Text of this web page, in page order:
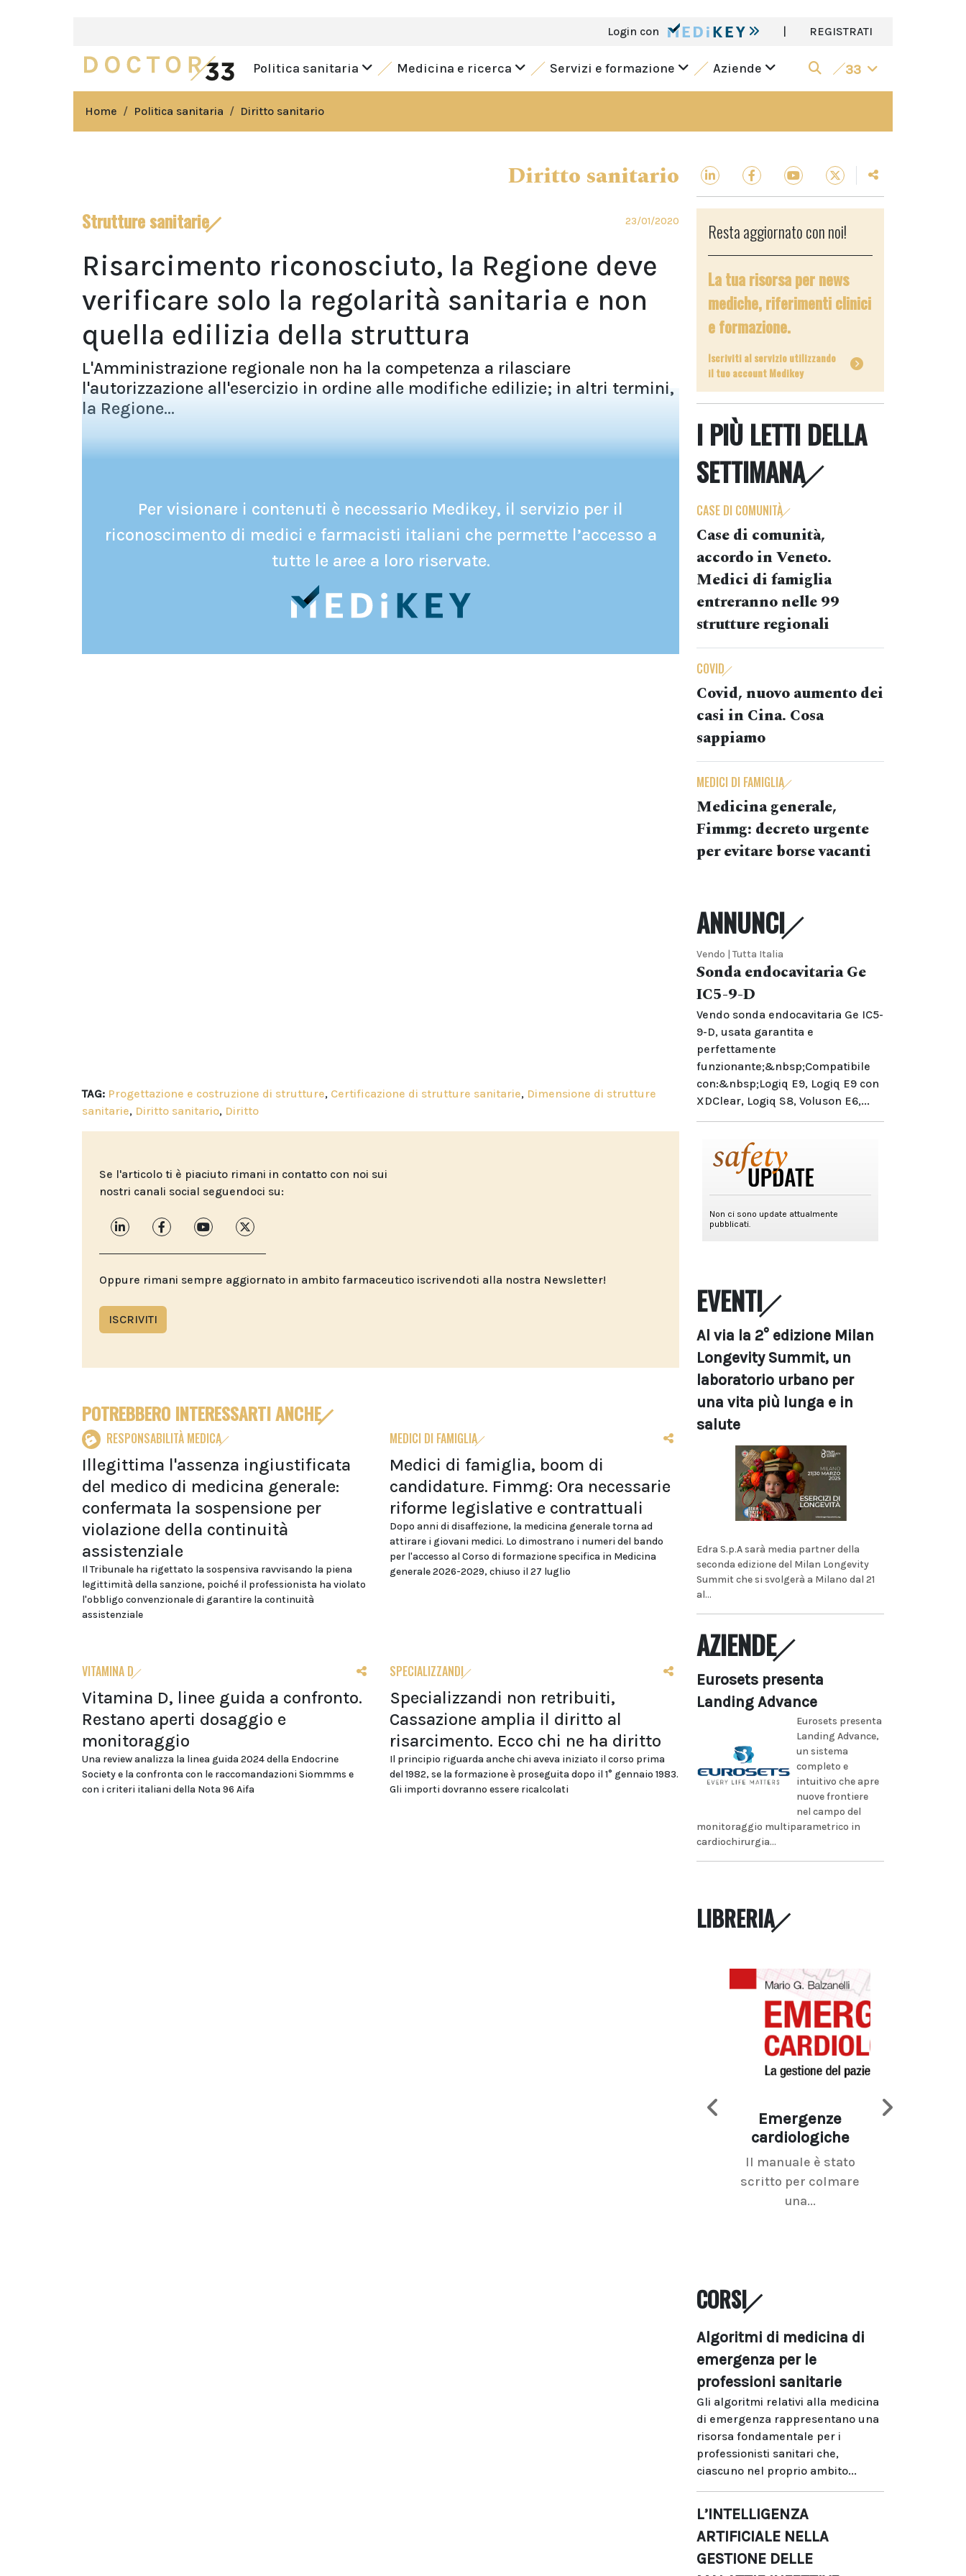
Login con | REGISTRATI
Politica sanitaria Medicina e ricerca Servizi e formazione Aziende 33
Home Politica sanitaria Diritto sanitario
Diritto sanitario
Strutture sanitarie 23/01/2020
Risarcimento riconosciuto, la Regione deve
verificare solo la regolarità sanitaria e non
quella edilizia della struttura
L'Amministrazione regionale non ha la competenza a rilasciare
l'autorizzazione all'esercizio in ordine alle modifiche edilizie; in altri termini,
la Regione...
Per visionare i contenuti è necessario Medikey, il servizio per il
riconoscimento di medici e farmacisti italiani che permette l’accesso a
tutte le aree a loro riservate.
TAG: Progettazione e costruzione di strutture, Certificazione di strutture sanitarie, Dimensione di strutture
sanitarie, Diritto sanitario, Diritto
Se l'articolo ti è piaciuto rimani in contatto con noi sui
nostri canali social seguendoci su:
Oppure rimani sempre aggiornato in ambito farmaceutico iscrivendoti alla nostra Newsletter!
ISCRIVITI
POTREBBERO INTERESSARTI ANCHE
RESPONSABILITÀ MEDICA
Illegittima l'assenza ingiustificata
del medico di medicina generale:
confermata la sospensione per
violazione della continuità
assistenziale
Il Tribunale ha rigettato la sospensiva ravvisando la piena
legittimità della sanzione, poiché il professionista ha violato
l'obbligo convenzionale di garantire la continuità
assistenziale
MEDICI DI FAMIGLIA
Medici di famiglia, boom di
candidature. Fimmg: Ora necessarie
riforme legislative e contrattuali
Dopo anni di disaffezione, la medicina generale torna ad
attirare i giovani medici. Lo dimostrano i numeri del bando
per l'accesso al Corso di formazione specifica in Medicina
generale 2026-2029, chiuso il 27 luglio
VITAMINA D
Vitamina D, linee guida a confronto.
Restano aperti dosaggio e
monitoraggio
Una review analizza la linea guida 2024 della Endocrine
Society e la confronta con le raccomandazioni Siommms e
con i criteri italiani della Nota 96 Aifa
SPECIALIZZANDI
Specializzandi non retribuiti,
Cassazione amplia il diritto al
risarcimento. Ecco chi ne ha diritto
Il principio riguarda anche chi aveva iniziato il corso prima
del 1982, se la formazione è proseguita dopo il 1° gennaio 1983.
Gli importi dovranno essere ricalcolati
Resta aggiornato con noi!
La tua risorsa per news
mediche, riferimenti clinici
e formazione.
Iscriviti al servizio utilizzando
il tuo account Medikey
I PIÙ LETTI DELLA
SETTIMANA
CASE DI COMUNITÀ
Case di comunità,
accordo in Veneto.
Medici di famiglia
entreranno nelle 99
strutture regionali
COVID
Covid, nuovo aumento dei
casi in Cina. Cosa
sappiamo
MEDICI DI FAMIGLIA
Medicina generale,
Fimmg: decreto urgente
per evitare borse vacanti
ANNUNCI
Vendo | Tutta Italia
Sonda endocavitaria Ge
IC5-9-D
Vendo sonda endocavitaria Ge IC5-
9-D, usata garantita e
perfettamente
funzionante;&nbsp;Compatibile
con:&nbsp;Logiq E9, Logiq E9 con
XDClear, Logiq S8, Voluson E6,...
EVENTI
Al via la 2° edizione Milan
Longevity Summit, un
laboratorio urbano per
una vita più lunga e in
salute
Edra S.p.A sarà media partner della
seconda edizione del Milan Longevity
Summit che si svolgerà a Milano dal 21
al...
AZIENDE
Eurosets presenta
Landing Advance
Eurosets presenta
Landing Advance,
un sistema
completo e
intuitivo che apre
nuove frontiere
nel campo del
monitoraggio multiparametrico in
cardiochirurgia...
LIBRERIA
Emergenze
cardiologiche
Il manuale è stato
scritto per colmare
una...
CORSI
Algoritmi di medicina di
emergenza per le
professioni sanitarie
Gli algoritmi relativi alla medicina
di emergenza rappresentano una
risorsa fondamentale per i
professionisti sanitari che,
ciascuno nel proprio ambito...
L’INTELLIGENZA
ARTIFICIALE NELLA
GESTIONE DELLE